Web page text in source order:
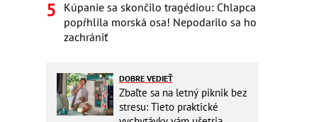
Kúpanie sa skončilo tragédiou: Chlapca
popŕhlila morská osa! Nepodarilo sa ho
zachrániť
DOBRE VEDIEŤ
Zbaľte sa na letný piknik bez
stresu: Tieto praktické